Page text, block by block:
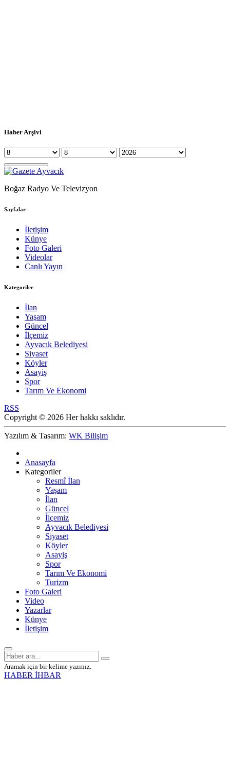
Haber Arşivi
Boğaz Radyo Ve Televizyon
Sayfalar
İletişim
Künye
Foto Galeri
Videolar
Canlı Yayın
Kategoriler
İlan
Yaşam
Güncel
İlçemiz
Ayvacık Belediyesi
Siyaset
Köyler
Asayiş
Spor
Tarım Ve Ekonomi
RSS
Copyright © 2026 Her hakkı saklıdır.
Yazılım & Tasarım: WK Bilişim
Anasayfa
Kategoriler
Resmî İlan
Yaşam
İlan
Güncel
İlçemiz
Ayvacık Belediyesi
Siyaset
Köyler
Asayiş
Spor
Tarım Ve Ekonomi
Turizm
Foto Galeri
Video
Yazarlar
Künye
İletişim
Aramak için bir kelime yazınız.
HABER İHBAR